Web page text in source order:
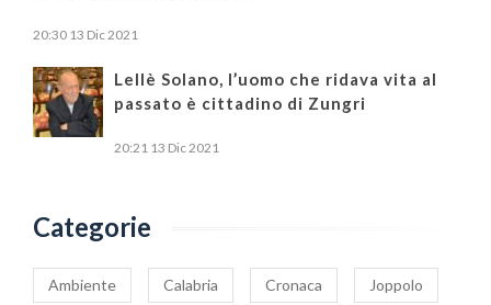
20:30 13 Dic 2021
Lellè Solano, l’uomo che ridava vita al
passato è cittadino di Zungri
20:21 13 Dic 2021
Categorie
Ambiente Calabria Cronaca Joppolo